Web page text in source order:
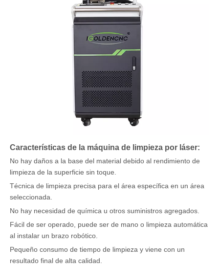
Características de la máquina de limpieza por láser:
No hay daños a la base del material debido al rendimiento de
limpieza de la superficie sin toque.
Técnica de limpieza precisa para el área específica en un área
seleccionada.
No hay necesidad de química u otros suministros agregados.
Fácil de ser operado, puede ser de mano o limpieza automática
al instalar un brazo robótico.
Pequeño consumo de tiempo de limpieza y viene con un
resultado final de alta calidad.